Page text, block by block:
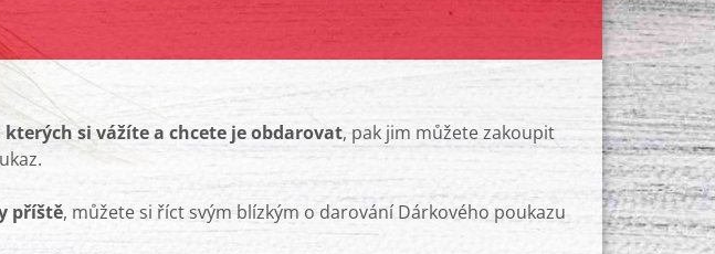
si vážíte a chcete je obdarovat, pak jim můžete zakoupit
příště, můžete si říct svým blízkým o darování Dárkového poukazu